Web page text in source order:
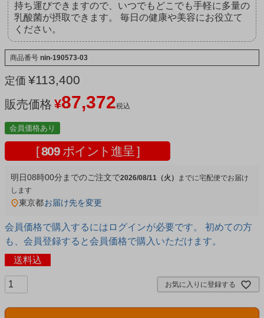
持ち運びできますので、いつでもどこでも手軽に多量の
乳酸菌が摂取できます。 毎日の健康や美容にお役立て
ください。
商品番号 nin-190573-03
定価 ¥113,400
販売価格 ¥87,372税込
会員価格あり
[ 809 ポイント進呈 ]
明日08時00分 までのご注文で2026/08/11（火） 宅配便
東京都お届け先を変更
会員価格で購入するにはログインが必要です。 初めての方
も、会員登録すると会員価格で購入いただけます。
送料込
お気に入りに登録する